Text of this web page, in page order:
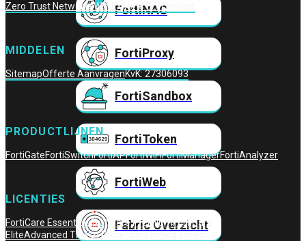
FortiNAC
FortiProxy
FortiSandbox
FortiToken
FortiWeb
Fabric Overzicht
Zero Trust NetworksWifi Experts B.V.Contact
MIDDELEN
SitemapOfferte AanvragenKvK: 27306093
PRODUCTLIJNEN
FortiGateFortiSwitchFortiAPFortiWiFiFortiManagerFortiAnalyzer
LICENTIES
FortiCare EssentialsFortiCare PremiumFortiCare
EliteAdvanced Threat Protection